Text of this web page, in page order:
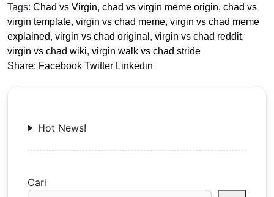
Tags: Chad vs Virgin, chad vs virgin meme origin, chad vs
virgin template, virgin vs chad meme, virgin vs chad meme
explained, virgin vs chad original , virgin vs chad reddit,
virgin vs chad wiki, virgin walk vs chad stride
Share: Facebook Twitter Linkedin
Hot News!
Cari